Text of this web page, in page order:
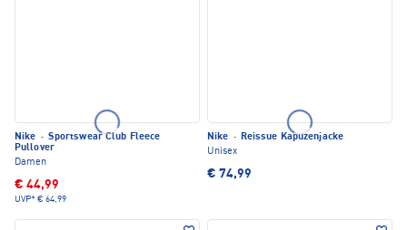
Nike · Sportswear Club Fleece
Pullover
Damen
€ 44,99
UVP* € 64,99
Nike · Reissue Kapuzenjacke
Unisex
€ 74,99